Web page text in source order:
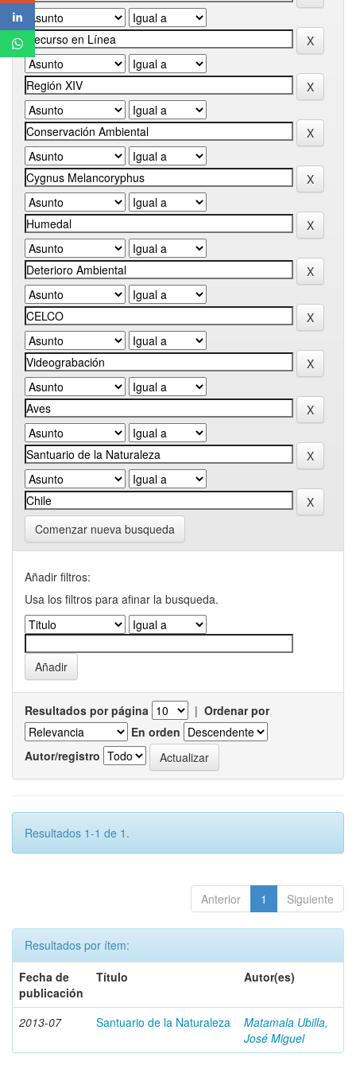
Comenzar nueva busqueda
Añadir filtros:
Usa los filtros para afinar la busqueda.
Resultados por página | Ordenar por
En orden
Autor/registro
Resultados 1-1 de 1.
Anterior 1 Siguiente
Resultados por ítem:
Fecha de
publicación
Título Autor(es)
2013-07 Santuario de la Naturaleza
Matamala Ubilla,
José Miguel